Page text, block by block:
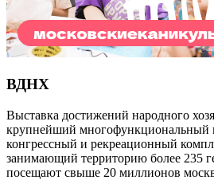
ВДНХ
Выставка достижений народного
крупнейший многофункциональный
конгрессный и рекреационный
занимающий территорию более 235
посещают свыше 20 миллионов